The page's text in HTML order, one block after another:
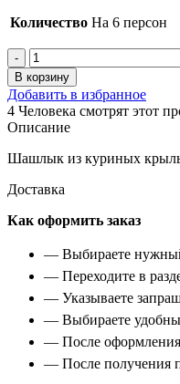
4,720 ₽.
Количество На 6 персон
Количество
товара
Сет
куриный
на
6
персон
В корзину
Добавить в избранное
4 Человека смотрят этот
Описание
Шашлык из куриных
Доставка
Как оформить заказ
— Выбираете
— Переходите в
— Указываете
— Выбираете
— После оформления
— После получения